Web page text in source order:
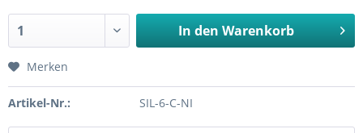
In den Warenkorb
Merken
Artikel-Nr.: SIL-6-C-NI